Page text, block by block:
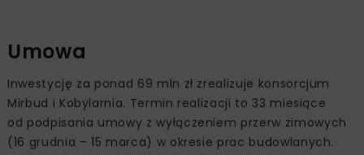
Umowa
Inwestycję za ponad 69 mln zł zrealizuje konsorcjum
Mirbud i Kobylarnia. Termin realizacji to 33 miesiące
od podpisania umowy z wyłączeniem przerw zimowych
(16 grudnia – 15 marca) w okresie prac budowlanych.